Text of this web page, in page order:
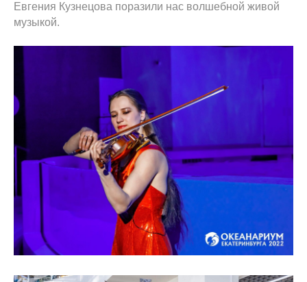
Евгения Кузнецова поразили нас волшебной живой
музыкой.